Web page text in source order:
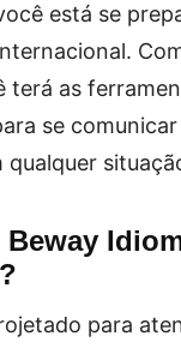
está se
terá as
se
qualquer
para